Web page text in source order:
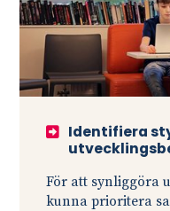
Identifiera
För att synliggöra
kunna prioritera